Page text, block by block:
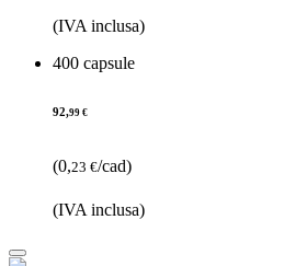
(IVA inclusa)
400 capsule
92,99 €
(0,23 €/cad)
(IVA inclusa)